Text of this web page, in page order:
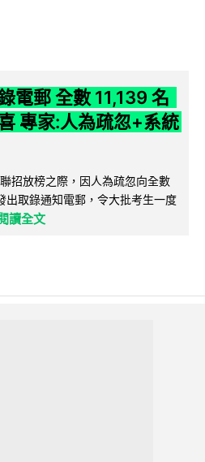
電郵 全數 11,139 名
專家:人為疏忽+系統
招放榜之際，因人為疏忽向全數
出取錄通知電郵，令大批考生一度
閱讀全文